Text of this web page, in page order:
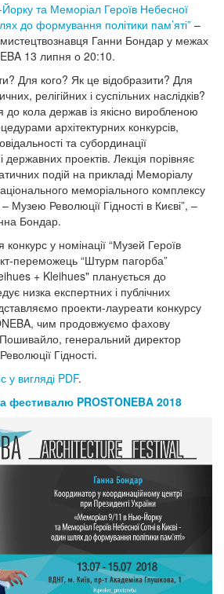
та Меморіал Героїв Небесної
до формування політики пам’яті” –
мистецтвознавця Ганни Бондар у межах
13 липня о 20:10.
Для кого? Як це відобразити? Для
релігійних і суспільних наслідків?
до кола держав із якісно виробленою
архітектурних конкурсів,
та субординації
державних проектів. Лекція порівняє
подій на прикладі Меморіалу
меморіального комплексу
Музею Революції Гідності в Києві”, –
Бондар.
у номінації “Музей Героїв
переможець “Штурм пагорба”
+ Kleihues" планується до
низка експертних і публічних
проекти-лауреати конкурсу
чим продовжуємо фахову
Пошивайло, генеральний директор
Гідності.
у вигляді PDF.
фестивалю PROSTONEBA 2018